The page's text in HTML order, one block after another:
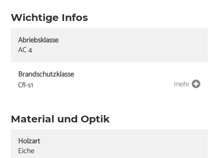
Wichtige Infos
Abriebsklasse
AC 4
Brandschutzklasse
Cfl-s1
mehr
Material und Optik
Holzart
Eiche